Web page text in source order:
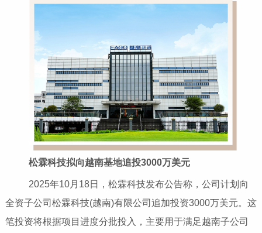
松霖科技拟向越南基地追投3000万美元
2025年10月18日，松霖科技发布公告称，公司计划向
全资子公司松霖科技(越南)有限公司追加投资3000万美元。这
笔投资将根据项目进度分批投入，主要用于满足越南子公司